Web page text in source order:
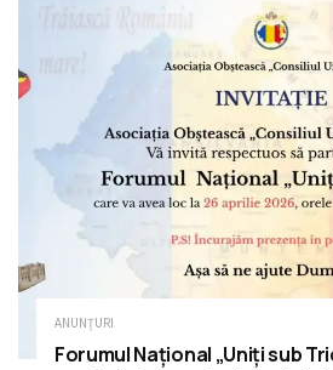
ANUNȚURI
Forumul Național „Uniți sub